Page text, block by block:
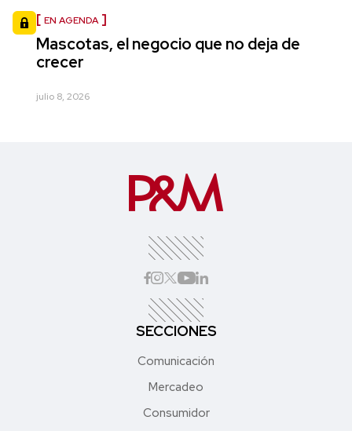
EN AGENDA
Mascotas, el negocio que no deja de
crecer
julio 8, 2026
SECCIONES
Comunicación
Mercadeo
Consumidor